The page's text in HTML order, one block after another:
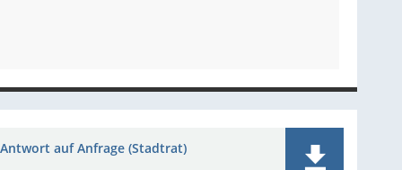
Antwort auf Anfrage (Stadtrat)